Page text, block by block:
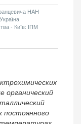
НАН
- Київ: ІПМ
органический
постоянного